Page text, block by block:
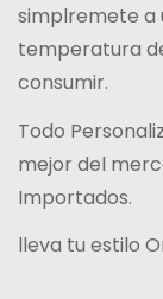
simplremete a
temperatura
consumir.
Todo
mejor del
Importados.
lleva tu estilo